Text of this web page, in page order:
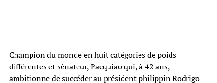
Champion du monde en huit catégories de poids
différentes et sénateur, Pacquiao qui, à 42 ans,
ambitionne de succéder au président philippin Rodrigo